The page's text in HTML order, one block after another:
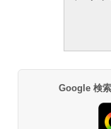
Google 検